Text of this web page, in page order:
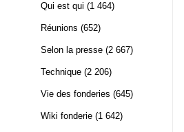
Qui est qui (1 464)
Réunions (652)
Selon la presse (2 667)
Technique (2 206)
Vie des fonderies (645)
Wiki fonderie (1 642)